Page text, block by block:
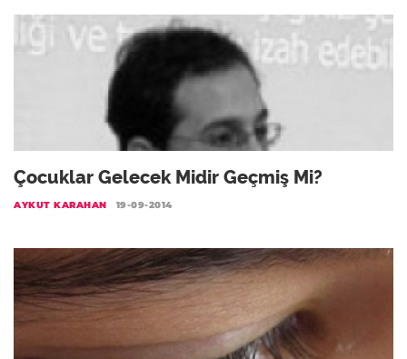
Çocuklar Gelecek Midir Geçmiş Mi?
AYKUT KARAHAN 19-09-2014